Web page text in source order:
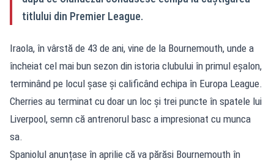
titlului din Premier League.
Iraola, în vârstă de 43 de ani, vine de la Bournemouth, unde a
încheiat cel mai bun sezon din istoria clubului în primul eșalon,
terminând pe locul șase și calificând echipa în Europa League.
Cherries au terminat cu doar un loc și trei puncte în spatele lui
Liverpool, semn că antrenorul basc a impresionat cu munca
sa.
Spaniolul anunțase în aprilie că va părăsi Bournemouth în